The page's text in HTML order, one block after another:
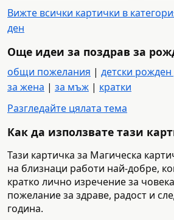
Вижте всички картички в
ден
Още идеи за поздрав за
общи пожелания | детски рожден
за жена | за мъж | кратки
Разгледайте цялата тема
Как да използвате тази
Тази картичка за Магическа
на близнаци работи най-добре,
кратко лично изречение за
пожелание за здраве, радост и
година.